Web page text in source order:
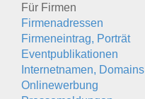
Für Firmen
Firmenadressen
Firmeneintrag, Porträt
Eventpublikationen
Internetnamen, Domains
Onlinewerbung